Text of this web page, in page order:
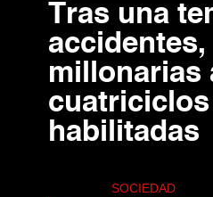
Tras una
millonarias
cuatriciclos
habilitadas
SOCIEDAD